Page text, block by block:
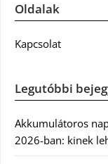
Oldalak
Kapcsolat
Legutóbbi
Akkumulátoros
2026-ban: kinek